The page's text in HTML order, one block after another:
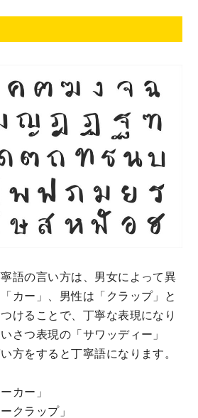
語の言い方は、男女によって異
カー」、男性は「クラップ」と
けることで、丁寧な表現になり
さつ表現の「サワッディー」
方をすると丁寧語になります。
カー」
クラップ」